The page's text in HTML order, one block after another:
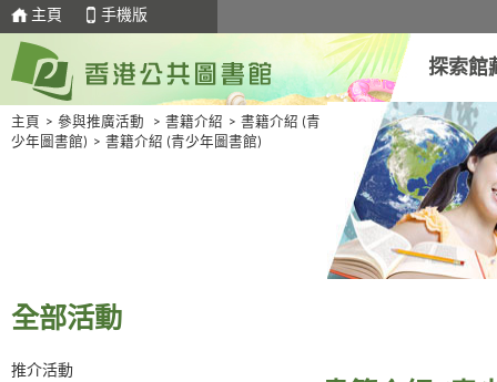
主頁 手機版
探索館
主頁 > 參與推廣活動 > 書籍介紹 > 書籍介紹 (青
少年圖書館) > 書籍介紹 (青少年圖書館)
全部活動
推介活動